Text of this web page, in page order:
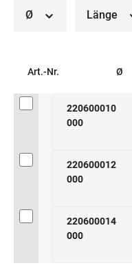
Ø Länge
Art.-Nr. Ø
220600010
000
220600012
000
220600014
000